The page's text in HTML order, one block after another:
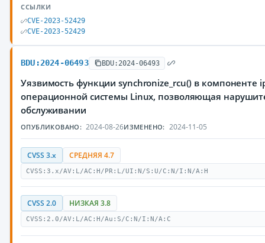
ССЫЛКИ
CVE-2023-52429
CVE-2023-52429
BDU:2024-06493 BDU:2024-06493
Уязвимость функции synchronize_rcu() в компоненте
операционной системы Linux, позволяющая
обслуживании
ОПУБЛИКОВАНО: 2024-08-26ИЗМЕНЕНО: 2024-11-05
CVSS 3.x СРЕДНЯЯ 4.7
CVSS:3.x/AV:L/AC:H/PR:L/UI:N/S:U/C:N/I:N/A:H
CVSS 2.0 НИЗКАЯ 3.8
CVSS:2.0/AV:L/AC:H/Au:S/C:N/I:N/A:C